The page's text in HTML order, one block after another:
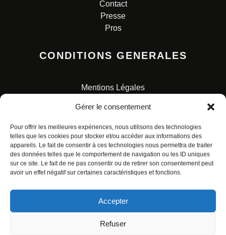
Gérer le consentement
Pour offrir les meilleures expériences, nous utilisons des technologies
telles que les cookies pour stocker et/ou accéder aux informations des
appareils. Le fait de consentir à ces technologies nous permettra de traiter
des données telles que le comportement de navigation ou les ID uniques
sur ce site. Le fait de ne pas consentir ou de retirer son consentement peut
avoir un effet négatif sur certaines caractéristiques et fonctions.
Accepter
Refuser
Contact
Presse
Pros
CONDITIONS GENERALES
Mentions Légales
Charte pour la protection des données personnelles
© ALL RIGHTS RESERVED. URBAN COMICS POUR LES